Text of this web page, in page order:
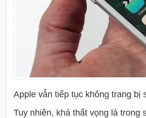
Apple vẫn tiếp tục không trang bị
Tuy nhiên, khá thất vọng là trong